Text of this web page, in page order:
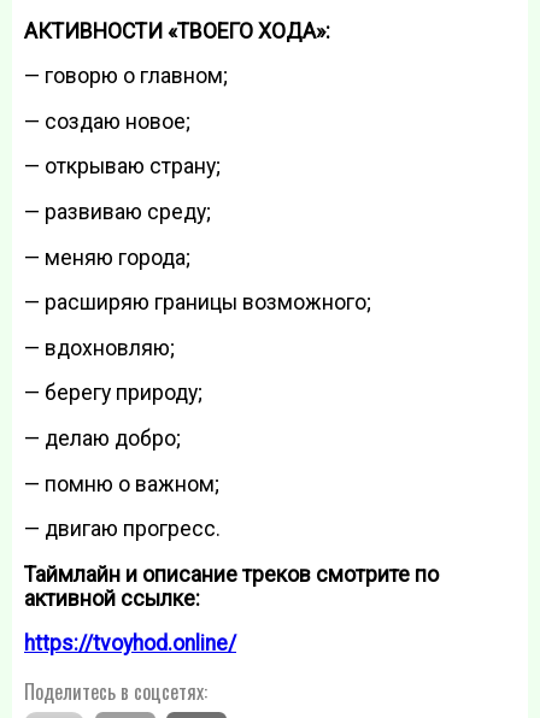
АКТИВНОСТИ «ТВОЕГО ХОДА»:
— говорю о главном;
— создаю новое;
— открываю страну;
— развиваю среду;
— меняю города;
— расширяю границы возможного;
— вдохновляю;
— берегу природу;
— делаю добро;
— помню о важном;
— двигаю прогресс.
Таймлайн и описание треков смотрите по
активной ссылке:
https://tvoyhod.online/
Поделитесь в соцсетях: